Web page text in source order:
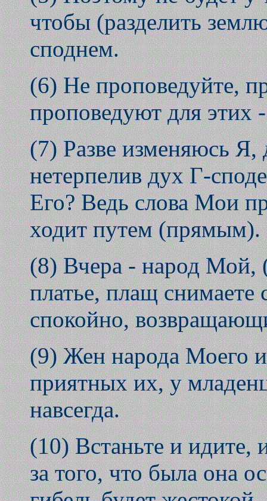
чтобы (разделить
споднем.
(6) Не проповедуйте,
проповедуют для этих
(7) Разве изменяюсь Я,
нетерпелив дух Г-
Его? Ведь слова Мои
ходит путем (прямым).
(8) Вчера - народ Мой,
платье, плащ снимаете
спокойно,
(9) Жен народа Моего
приятных их, у
навсегда.
(10) Встаньте и идите,
за того, что была она